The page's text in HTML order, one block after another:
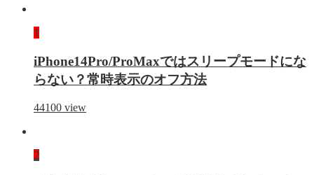
1
iPhone14Pro/ProMaxではスリープモードにな
らない？常時表示のオフ方法
44100 view
2